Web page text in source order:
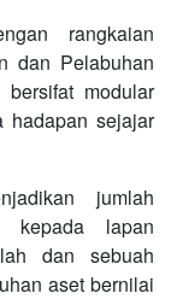
rangkaian
dan Pelabuhan
modular
hadapan sejajar
jumlah
kepada lapan
dan sebuah
aset bernilai